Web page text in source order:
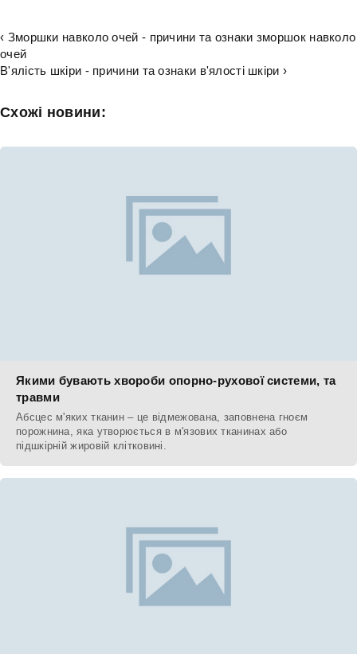
‹ Зморшки навколо очей - причини та ознаки зморшок навколо
очей
В'ялість шкіри - причини та ознаки в'ялості шкіри ›
Схожі новини:
Якими бувають хвороби опорно-рухової системи, та
травми
Абсцес м'яких тканин – це відмежована, заповнена гноєм
порожнина, яка утворюється в м'язових тканинах або
підшкірній жировій клітковині.